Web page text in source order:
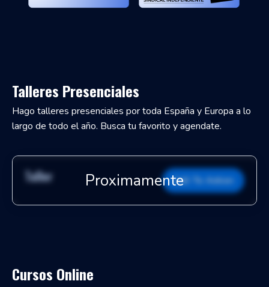
Talleres Presenciales
Hago talleres presenciales por toda España y Europa a lo
largo de todo el año. Busca tu favorito y agendate.
Taller Call To Action
Cursos Online